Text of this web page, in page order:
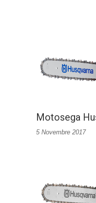
Motosega
5 Novembre 2017